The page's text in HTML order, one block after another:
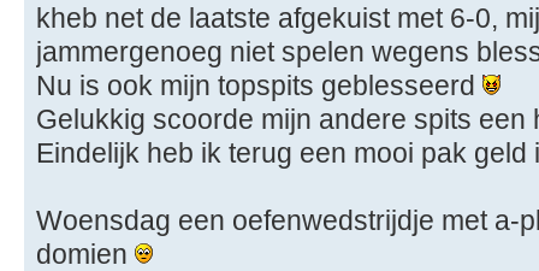
kheb net de laatste afgekuist met 6-0,
jammergenoeg niet spelen wegens
Nu is ook mijn topspits geblesseerd
Gelukkig scoorde mijn andere spits
Eindelijk heb ik terug een mooi pak
Woensdag een oefenwedstrijdje met a-
domien